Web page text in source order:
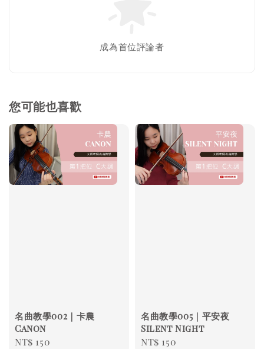
成為首位評論者
您可能也喜歡
名曲教學002｜卡農
Canon
Regular
NT$ 150
名曲教學005｜平安夜
Silent Night
Regular
NT$ 150